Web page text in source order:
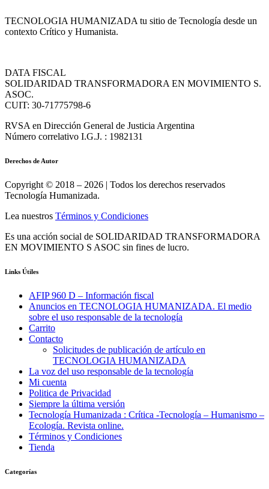
TECNOLOGIA HUMANIZADA tu sitio de Tecnología desde un
contexto Crítico y Humanista.
DATA FISCAL
SOLIDARIDAD TRANSFORMADORA EN MOVIMIENTO S.
ASOC.
CUIT: 30-71775798-6
RVSA en Dirección General de Justicia Argentina
Número correlativo I.G.J. : 1982131
Derechos de Autor
Copyright © 2018 – 2026 | Todos los derechos reservados
Tecnología Humanizada.
Lea nuestros Términos y Condiciones
Es una acción social de SOLIDARIDAD TRANSFORMADORA
EN MOVIMIENTO S ASOC sin fines de lucro.
Links Útiles
AFIP 960 D – Información fiscal
Anuncios en TECNOLOGIA HUMANIZADA. El medio
sobre el uso responsable de la tecnología
Carrito
Contacto
Solicitudes de publicación de artículo en
TECNOLOGIA HUMANIZADA
La voz del uso responsable de la tecnología
Mi cuenta
Politica de Privacidad
Siempre la última versión
Tecnología Humanizada : Crítica -Tecnología – Humanismo –
Ecología. Revista online.
Términos y Condiciones
Tienda
Categorías